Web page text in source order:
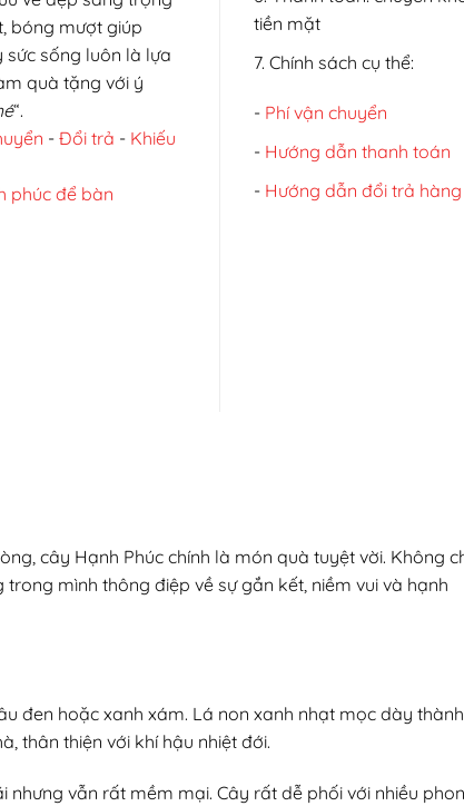
bóng mượt giúp
sống luôn là lựa
quà tặng với ý
“.
- Đổi trả - Khiếu
phúc để bàn
tiền mặt
7. Chính sách cụ thể:
- Phí vận chuyển
- Hướng dẫn thanh toán
- Hướng dẫn đổi trả hàng
cây Hạnh Phúc chính là món quà tuyệt vời. Không
mình thông điệp về sự gắn kết, niềm vui và hạnh
đen hoặc xanh xám. Lá non xanh nhạt mọc dày thành
thân thiện với khí hậu nhiệt đới.
vẫn rất mềm mại. Cây rất dễ phối với nhiều